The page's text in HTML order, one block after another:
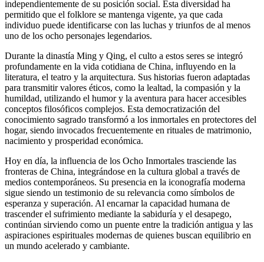
independientemente de su posición social. Esta diversidad ha
permitido que el folklore se mantenga vigente, ya que cada
individuo puede identificarse con las luchas y triunfos de al menos
uno de los ocho personajes legendarios.
Durante la dinastía Ming y Qing, el culto a estos seres se integró
profundamente en la vida cotidiana de China, influyendo en la
literatura, el teatro y la arquitectura. Sus historias fueron adaptadas
para transmitir valores éticos, como la lealtad, la compasión y la
humildad, utilizando el humor y la aventura para hacer accesibles
conceptos filosóficos complejos. Esta democratización del
conocimiento sagrado transformó a los inmortales en protectores del
hogar, siendo invocados frecuentemente en rituales de matrimonio,
nacimiento y prosperidad económica.
Hoy en día, la influencia de los Ocho Inmortales trasciende las
fronteras de China, integrándose en la cultura global a través de
medios contemporáneos. Su presencia en la iconografía moderna
sigue siendo un testimonio de su relevancia como símbolos de
esperanza y superación. Al encarnar la capacidad humana de
trascender el sufrimiento mediante la sabiduría y el desapego,
continúan sirviendo como un puente entre la tradición antigua y las
aspiraciones espirituales modernas de quienes buscan equilibrio en
un mundo acelerado y cambiante.